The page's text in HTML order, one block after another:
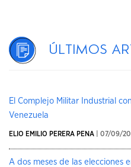
Últimos
El Complejo Militar Industrial
Venezuela
ELIO EMILIO PERERA PENA | 07/09/
A dos meses de las elecciones